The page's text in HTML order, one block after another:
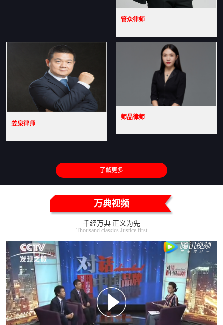
管众律师
姜泉律师
师晶律师
了解更多
万典视频
千经万典 正义为先
Thousand classics Justice first